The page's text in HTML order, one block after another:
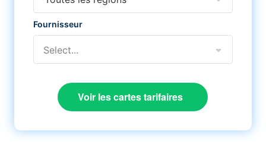
Fournisseur
Select...
Voir les cartes tarifaires